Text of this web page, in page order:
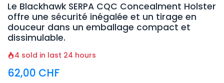
Le Blackhawk SERPA CQC Concealment Holster
offre une sécurité inégalée et un tirage en
douceur dans un emballage compact et
dissimulable.
4 sold in last 24 hours
62,00 CHF